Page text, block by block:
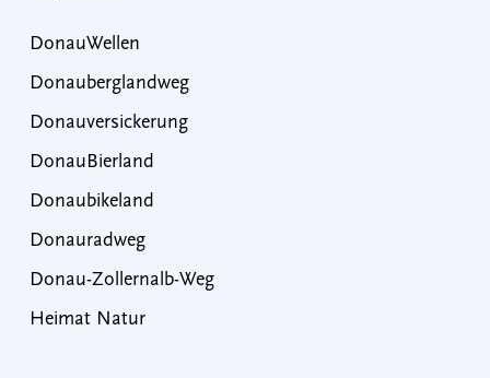
DonauWellen
Donauberglandweg
Donauversickerung
DonauBierland
Donaubikeland
Donauradweg
Donau-Zollernalb-Weg
Heimat Natur